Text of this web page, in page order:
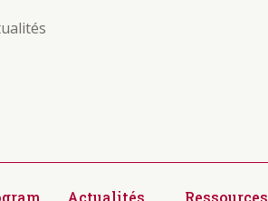
Actualités Ressources